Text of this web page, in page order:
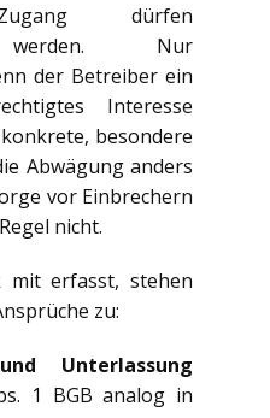
dürfen
werden. Nur
der Betreiber ein
Interesse
besondere
Abwägung anders
vor Einbrechern
nicht.
mit erfasst, stehen
zu:
Unterlassung
1 BGB analog in